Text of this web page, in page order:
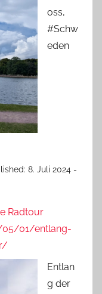
oss,
#Schw
eden
8. Juli 2024 -
Radtour
05/01/entlang-
Entlan
g der